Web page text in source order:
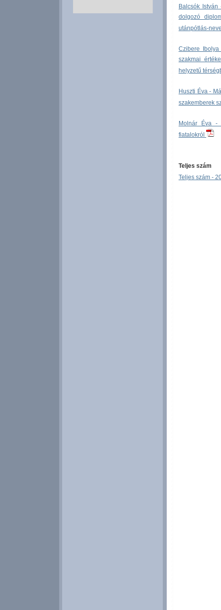
Balcsók
dolgozó
utánpótlás-
Czibere
szakmai
helyzetű
Huszti Éva -
szakemberek
Molnár Éva -
fiatalokról
Teljes szám
Teljes szám -